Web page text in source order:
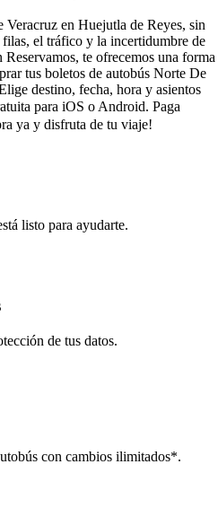
Veracruz en Huejutla de Reyes, sin
el tráfico y la incertidumbre de
te ofrecemos una forma
tus boletos de autobús Norte De
destino, fecha, hora y asientos
para iOS o Android. Paga
ya y disfruta de tu viaje!
listo para ayudarte.
de tus datos.
con cambios ilimitados*.